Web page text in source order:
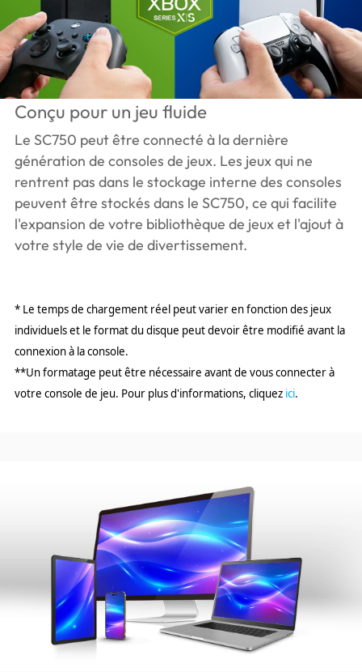
Conçu pour un jeu fluide
Le SC750 peut être connecté à la dernière
génération de consoles de jeux. Les jeux qui ne
rentrent pas dans le stockage interne des consoles
peuvent être stockés dans le SC750, ce qui facilite
l'expansion de votre bibliothèque de jeux et l'ajout à
votre style de vie de divertissement.
* Le temps de chargement réel peut varier en fonction des jeux
individuels et le format du disque peut devoir être modifié avant la
connexion à la console.
**Un formatage peut être nécessaire avant de vous connecter à
votre console de jeu. Pour plus d'informations, cliquez ici.